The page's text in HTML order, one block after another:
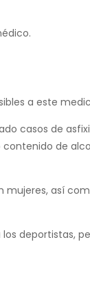
a este
casos de
de
así